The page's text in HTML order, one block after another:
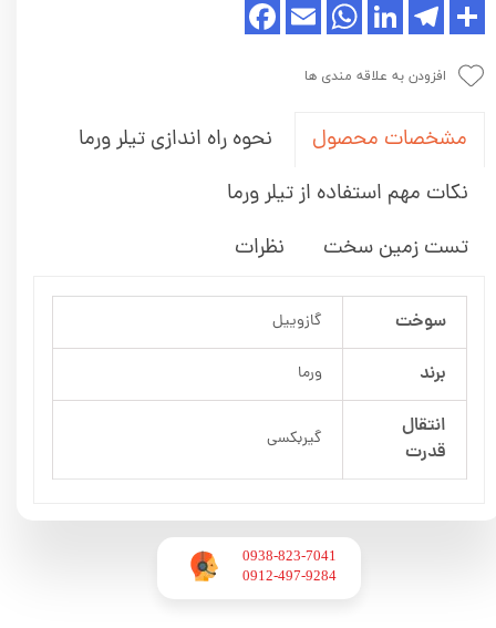
افزودن به علاقه مندی ها
مشخصات محصول
نحوه راه اندازی تیلر ورما
نکات مهم استفاده از تیلر ورما
تست زمین سخت
نظرات
سوخت گازوییل
برند ورما
انتقال
قدرت
گیربکسی
0938-823-7041
​​​​​​​0912-497-9284